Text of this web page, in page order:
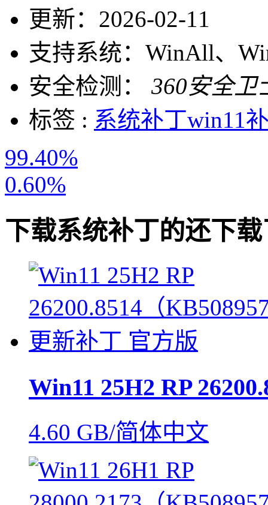
更新： 2026-02-11
支持系统： WinAll、
安全检测：
360安全卫
标签 : 系统补丁win11
99.40%
0.60%
下载系统补丁的还下
Win11 25H2 RP
4.60 GB/简体中文